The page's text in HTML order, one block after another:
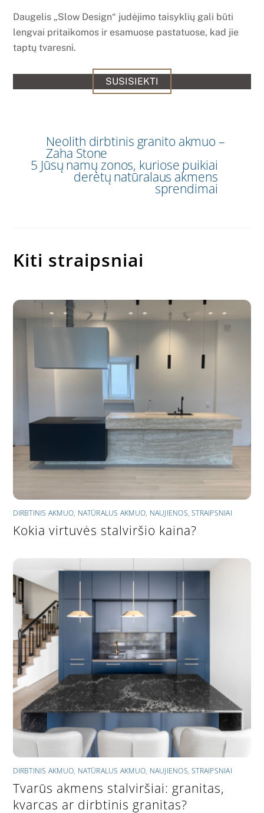
Daugelis „Slow Design“ judėjimo taisyklių gali būti
lengvai pritaikomos ir esamuose pastatuose, kad jie
taptų tvaresni.
SUSISIEKTI
Neolith dirbtinis granito akmuo –
Zaha Stone
5 Jūsų namų zonos, kuriose puikiai
derėtų natūralaus akmens
sprendimai
Kiti straipsniai
DIRBTINIS AKMUO, NATŪRALUS AKMUO, NAUJIENOS,STRAIPSNIAI
Kokia virtuvės stalviršio kaina?
DIRBTINIS AKMUO, NATŪRALUS AKMUO, NAUJIENOS,STRAIPSNIAI
Tvarūs akmens stalviršiai: granitas,
kvarcas ar dirbtinis granitas?